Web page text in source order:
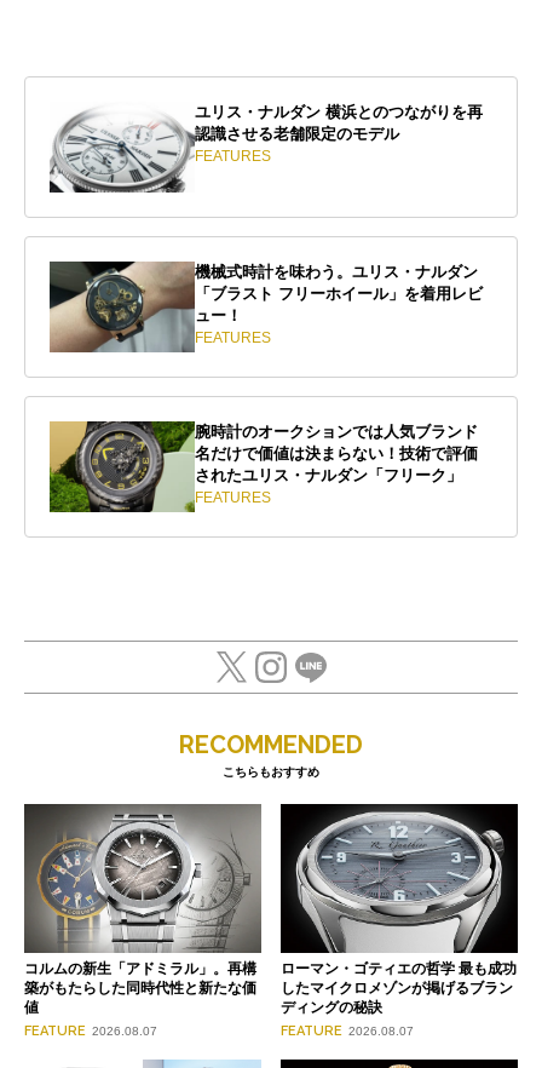
ユリス・ナルダン 横浜とのつながりを再
認識させる老舗限定のモデル
FEATURES
機械式時計を味わう。ユリス・ナルダン
「ブラスト フリーホイール」を着用レビ
ュー！
FEATURES
腕時計のオークションでは人気ブランド
名だけで価値は決まらない！技術で評価
されたユリス・ナルダン「フリーク」
FEATURES
RECOMMENDED
こちらもおすすめ
コルムの新生「アドミラル」。再構
築がもたらした同時代性と新たな価
値
FEATURE 2026.08.07
ローマン・ゴティエの哲学 最も成功
したマイクロメゾンが掲げるブラン
ディングの秘訣
FEATURE 2026.08.07